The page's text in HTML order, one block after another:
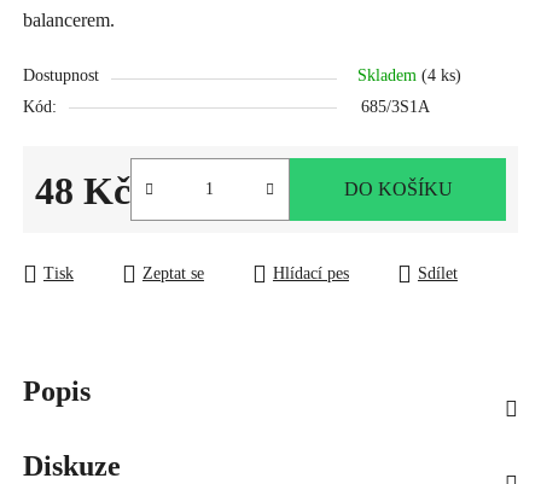
balancerem.
Dostupnost Skladem (4 ks)
Kód:
685/3S1A
48 Kč DO KOŠÍKU
Tisk Zeptat se Hlídací pes Sdílet
Popis
Diskuze